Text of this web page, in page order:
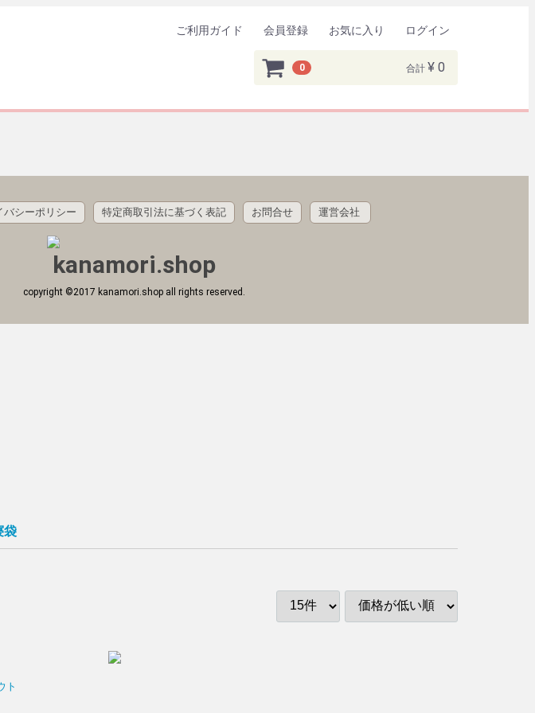
0 合計 ¥ 0
ご利用ガイド 会員登録 お気に入り ログイン
袋
ト
バシーポリシー 特定商取引法に基づく表記 お問合せ 運営会社
copyright ©2017 kanamori.shop all rights reserved.